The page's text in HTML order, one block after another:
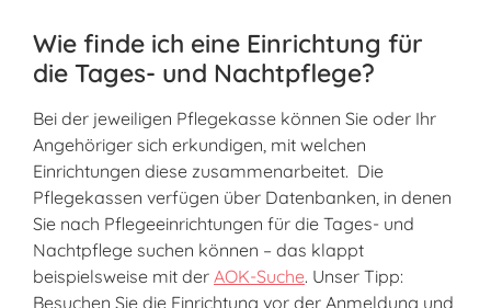
Wie finde ich eine Einrichtung für
die Tages- und Nachtpflege?
Bei der jeweiligen Pflegekasse können Sie oder Ihr
Angehöriger sich erkundigen, mit welchen
Einrichtungen diese zusammenarbeitet. Die
Pflegekassen verfügen über Datenbanken, in denen
Sie nach Pflegeeinrichtungen für die Tages- und
Nachtpflege suchen können – das klappt
beispielsweise mit der AOK-Suche. Unser Tipp:
Besuchen Sie die Einrichtung vor der Anmeldung und